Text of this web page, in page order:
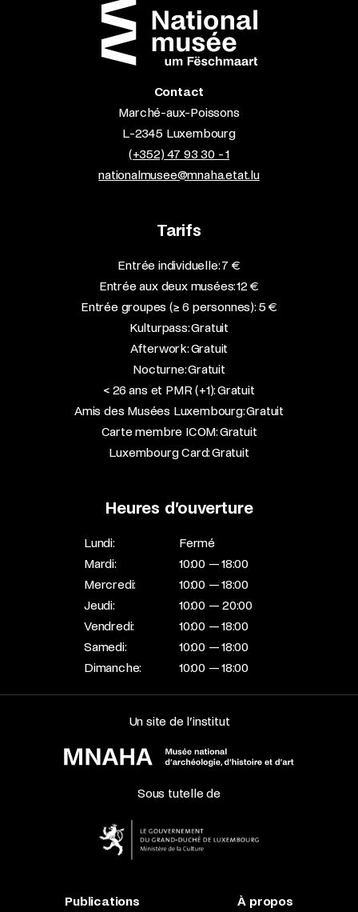
Contact
Marché-aux-Poissons
L-2345 Luxembourg
(+352) 47 93 30 - 1
nationalmusee@mnaha.etat.lu
Tarifs
Entrée individuelle: 7 €
Entrée aux deux musées: 12 €
Entrée groupes (≥ 6 personnes): 5 €
Kulturpass: Gratuit
Afterwork: Gratuit
Nocturne: Gratuit
< 26 ans et PMR (+1): Gratuit
Amis des Musées Luxembourg: Gratuit
Carte membre ICOM: Gratuit
Luxembourg Card: Gratuit
Heures d’ouverture
Lundi:
Fermé
Mardi:
10:00 — 18:00
Mercredi:
10:00 — 18:00
Jeudi:
10:00 — 20:00
Vendredi:
10:00 — 18:00
Samedi:
10:00 — 18:00
Dimanche:
10:00 — 18:00
Un site de l’institut
Sous tutelle de
Publications À propos